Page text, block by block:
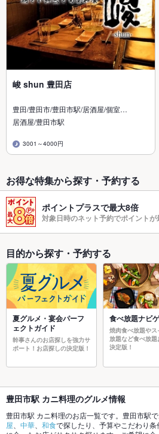
峻 shun 豊田店
豊田/豊田市/豊田市駅/居酒屋/個室…
居酒屋/豊田市駅
3001～4000円
お得な特集から探す・予約する
ポイントプラスで最大8倍
対象日時のネット予約でポイント
目的から探す・予約する
夏グルメ・宴会パーフ
ェクトガイド
幹事さんのお店探しを強力サ
ポート！お店探しの決定版！
食べ放題ナビ
焼肉食べ放題や
放題など食べ放
決定版！
豊田市駅 カニ料理のグルメ情報
豊田市駅 カニ料理のお店一覧です。豊田市駅
屋
中華 和食で探したり、予算やこだわり